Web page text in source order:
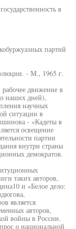
в
партий
- М., 1965 г.
движение в
наших дней),
научных
ситуации в
- «Кадеты в
освещение
партии
внутри страны
демократов.
таких авторов,
и «Белое дело:
является
авторов,
войны в России.
о национальной